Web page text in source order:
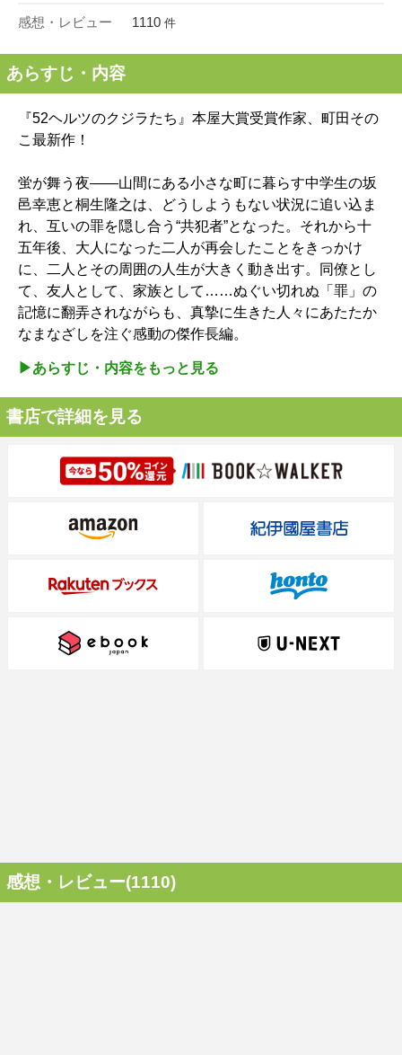
感想・レビュー 1110 件
あらすじ・内容
『52ヘルツのクジラたち』本屋大賞受賞作家、町田その
こ最新作！
蛍が舞う夜――山間にある小さな町に暮らす中学生の坂
邑幸恵と桐生隆之は、どうしようもない状況に追い込ま
れ、互いの罪を隠し合う“共犯者”となった。それから十
五年後、大人になった二人が再会したことをきっかけ
に、二人とその周囲の人生が大きく動き出す。同僚とし
て、友人として、家族として……ぬぐい切れぬ「罪」の
記憶に翻弄されながらも、真摯に生きた人々にあたたか
なまなざしを注ぐ感動の傑作長編。
▶︎あらすじ・内容をもっと見る
書店で詳細を見る
感想・レビュー(1110)